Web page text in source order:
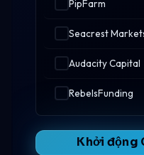
PipFarm
Seacrest
Audacity Capital
RebelsFunding
Khởi động